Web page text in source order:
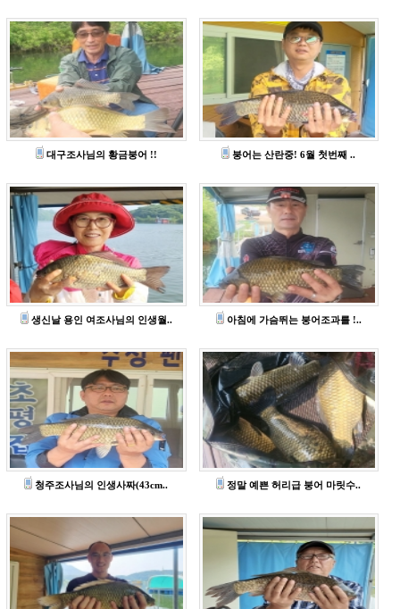
대구조사님의 황금붕어 !! 붕어는 산란중! 6월 첫번째 ..
생신날 용인 여조사님의 인생월.. 아침에 가슴뛰는 붕어조과를 !..
청주조사님의 인생사짜(43cm.. 정말 예쁜 허리급 붕어 마릿수..